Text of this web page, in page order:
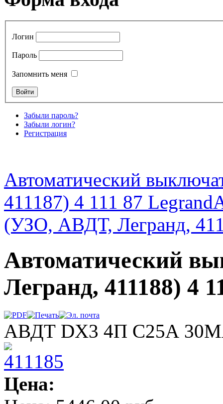
Логин
Пароль
Запомнить меня
Забыли пароль?
Забыли логин?
Регистрация
Автоматический
411187) 4 111 87 Legrand
(УЗО, АВДТ, Легранд,
Автоматический
Легранд, 411188) 4
АВДТ DX3 4П C25А
Цена: